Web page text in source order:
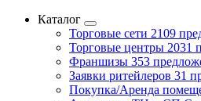
Каталог
Торговые сети 2109
Торговые центры 2031
Франшизы 353
Заявки ритейлеров 31
Покупка/Аренда